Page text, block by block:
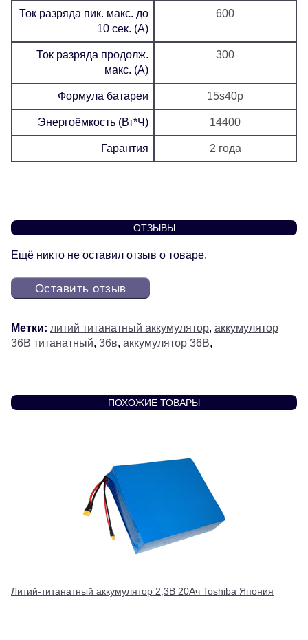
Ток разряда пик. макс. до
10 сек. (А)
600
Ток разряда продолж.
макс. (А)
300
Формула батареи 15s40p
Энергоёмкость (Вт*Ч) 14400
Гарантия 2 года
ОТЗЫВЫ
Ещё никто не оставил отзыв о товаре.
Оставить отзыв
Метки: литий титанатный аккумулятор, аккумулятор
36В титанатный, 36в, аккумулятор 36В,
ПОХОЖИЕ ТОВАРЫ
Литий-титанатный аккумулятор 2,3В 20Ач Toshiba Япония